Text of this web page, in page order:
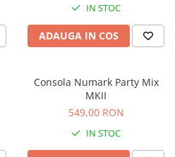
IN STOC
ADAUGA IN COS
Consola Numark Party Mix
MKII
549,00 RON
IN STOC